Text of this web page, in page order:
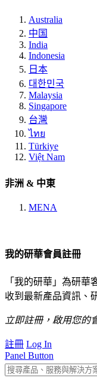
Australia
中国
India
Indonesia
日本
대한민국
Malaysia
Singapore
台灣
ไทย
Türkiye
Việt Nam
非洲 & 中東
MENA
我的研華會員註冊
「我的研華」為研
收到最新產品資訊、
立即註冊，啟用您的
註冊 Log In
Panel Button